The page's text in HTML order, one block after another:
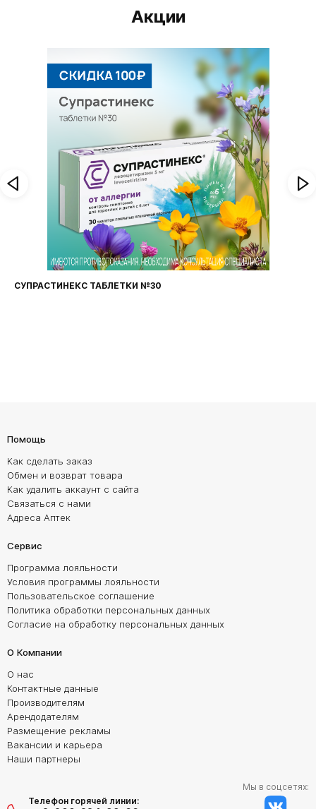
Акции
ФАРИНГОСЕПТ ТАБЛЕТКИ №20
Помощь
Как сделать заказ
Обмен и возврат товара
Как удалить аккаунт с сайта
Связаться с нами
Адреса Аптек
Сервис
Программа лояльности
Условия программы лояльности
Пользовательское соглашение
Политика обработки персональных данных
Согласие на обработку персональных данных
О Компании
О нас
Контактные данные
Производителям
Арендодателям
Размещение рекламы
Вакансии и карьера
Наши партнеры
Телефон горячей линии:
Мы в соцсетях: